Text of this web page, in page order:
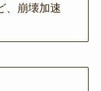
、崩壊加速